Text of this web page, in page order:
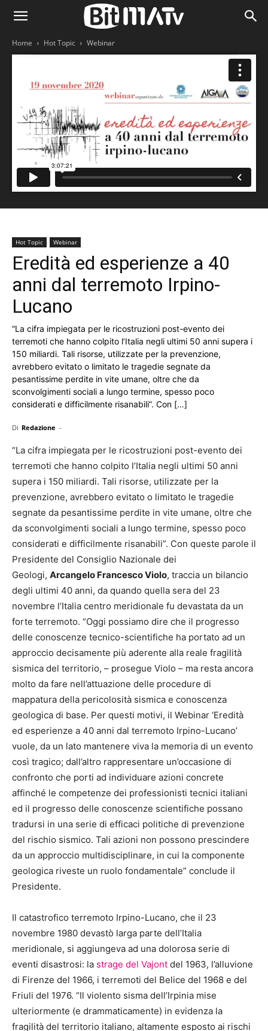
Home Hot Topic Webinar
Hot Topic Webinar
Eredità ed esperienze a 40
anni dal terremoto Irpino-
Lucano
“La cifra impiegata per le ricostruzioni post-evento dei
terremoti che hanno colpito l’Italia negli ultimi 50 anni supera i
150 miliardi. Tali risorse, utilizzate per la prevenzione,
avrebbero evitato o limitato le tragedie segnate da
pesantissime perdite in vite umane, oltre che da
sconvolgimenti sociali a lungo termine, spesso poco
considerati e difficilmente risanabili”. Con […]
Di Redazione -
“La cifra impiegata per le ricostruzioni post-evento dei
terremoti che hanno colpito l’Italia negli ultimi 50 anni
supera i 150 miliardi. Tali risorse, utilizzate per la
prevenzione, avrebbero evitato o limitato le tragedie
segnate da pesantissime perdite in vite umane, oltre che
da sconvolgimenti sociali a lungo termine, spesso poco
considerati e difficilmente risanabili”. Con queste parole il
Presidente del Consiglio Nazionale dei
Geologi, Arcangelo Francesco Violo, traccia un bilancio
degli ultimi 40 anni, da quando quella sera del 23
novembre l’Italia centro meridionale fu devastata da un
forte terremoto. “Oggi possiamo dire che il progresso
delle conoscenze tecnico-scientifiche ha portato ad un
approccio decisamente più aderente alla reale fragilità
sismica del territorio, – prosegue Violo – ma resta ancora
molto da fare nell’attuazione delle procedure di
mappatura della pericolosità sismica e conoscenza
geologica di base. Per questi motivi, il Webinar ‘Eredità
ed esperienze a 40 anni dal terremoto Irpino-Lucano’
vuole, da un lato mantenere viva la memoria di un evento
così tragico; dall’altro rappresentare un’occasione di
confronto che porti ad individuare azioni concrete
affinché le competenze dei professionisti tecnici italiani
ed il progresso delle conoscenze scientifiche possano
tradursi in una serie di efficaci politiche di prevenzione
del rischio sismico. Tali azioni non possono prescindere
da un approccio multidisciplinare, in cui la componente
geologica riveste un ruolo fondamentale” conclude il
Presidente.
Il catastrofico terremoto Irpino-Lucano, che il 23
novembre 1980 devastò larga parte dell’Italia
meridionale, si aggiungeva ad una dolorosa serie di
eventi disastrosi: la strage del Vajont del 1963, l’alluvione
di Firenze del 1966, i terremoti del Belice del 1968 e del
Friuli del 1976. “Il violento sisma dell’Irpinia mise
ulteriormente (e drammaticamente) in evidenza la
fragilità del territorio italiano, altamente esposto ai rischi